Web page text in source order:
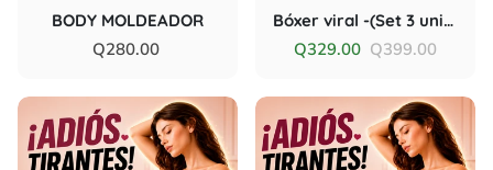
BODY MOLDEADOR
Q280.00
Bóxer viral -(Set 3 unidades)
Q329.00 Q399.00